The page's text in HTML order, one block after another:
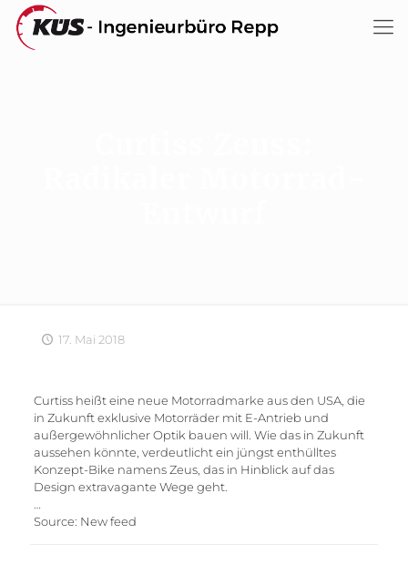
17. Mai 2018
Curtiss heißt eine neue Motorradmarke aus den USA, die
in Zukunft exklusive Motorräder mit E-Antrieb und
außergewöhnlicher Optik bauen will. Wie das in Zukunft
aussehen könnte, verdeutlicht ein jüngst enthülltes
Konzept-Bike namens Zeus, das in Hinblick auf das
Design extravagante Wege geht.
Source: New feed